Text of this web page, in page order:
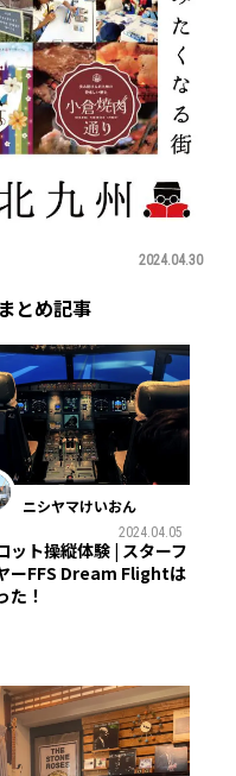
2024.04.30
とめ記事
ニシヤマけいおん
2024.04.05
ット操縦体験 | スターフ
ーFFS Dream Flightは
た！